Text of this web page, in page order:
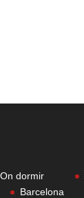
On dormir
Barcelona